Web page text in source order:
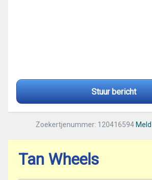
Stuur bericht
Zoekertjenummer: 120416594
Tan Wheels